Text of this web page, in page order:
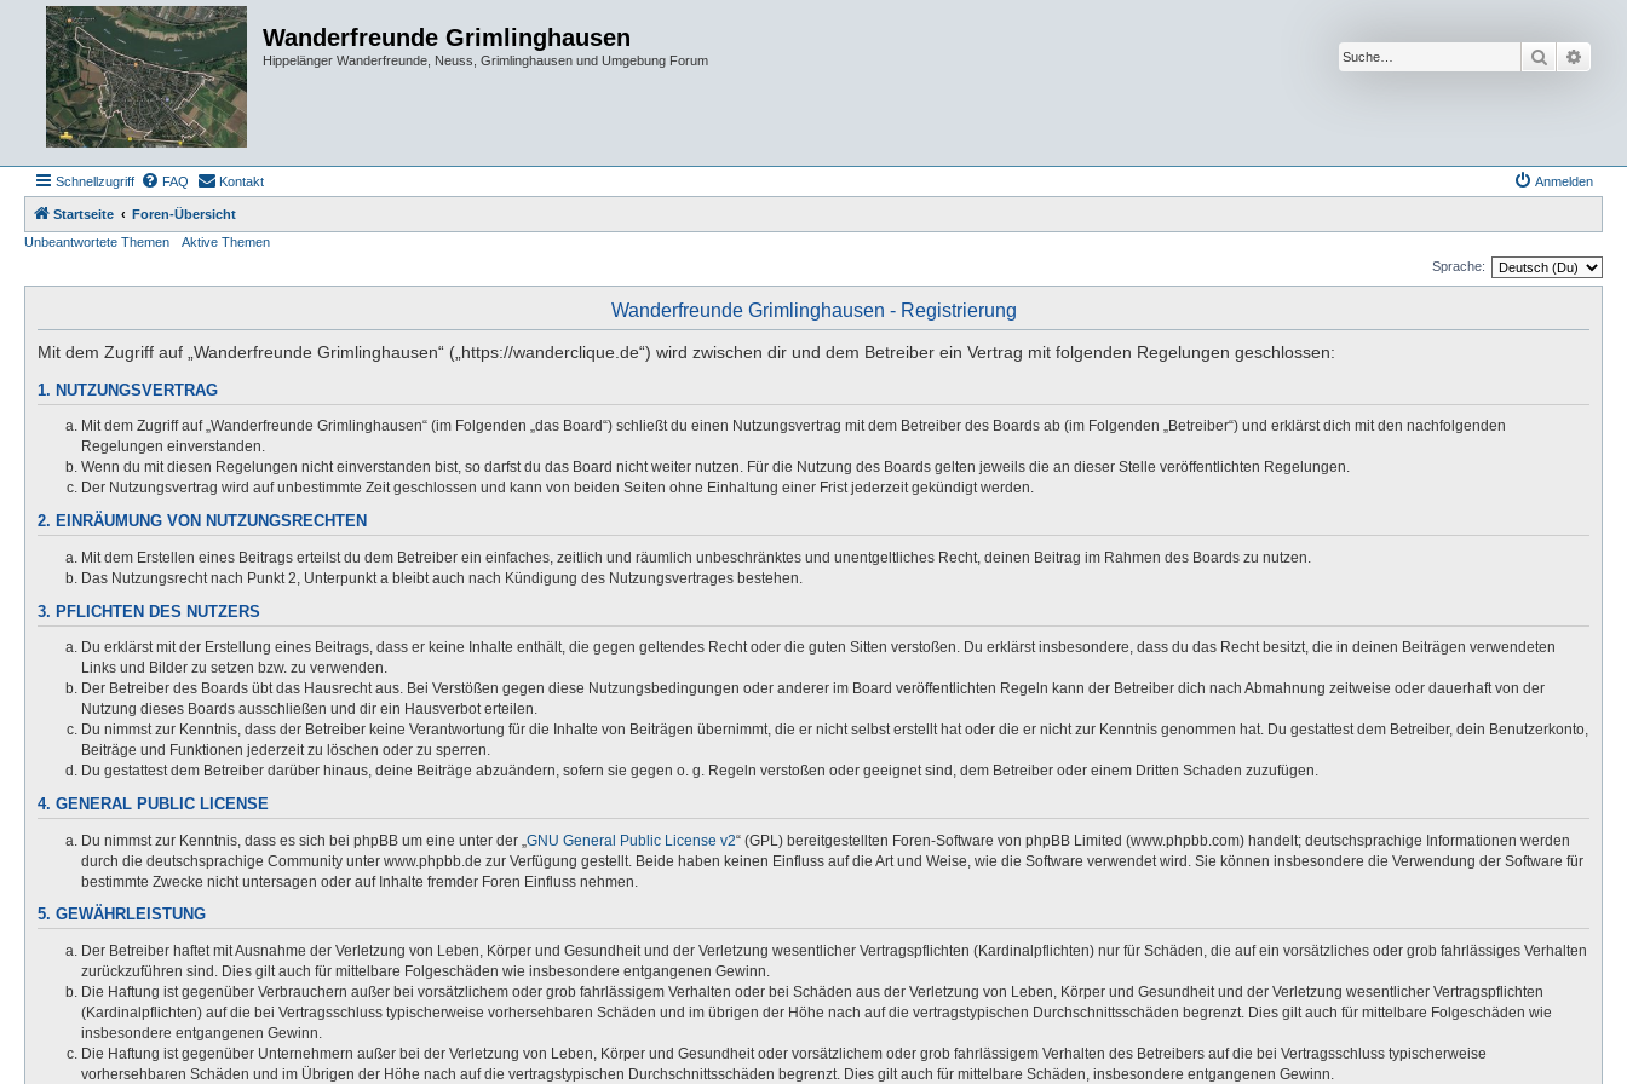
Wanderfreunde Grimlinghausen
Hippelänger Wanderfreunde, Neuss, Grimlinghausen und Umgebung Forum Suche
Schnellzugriff FAQ Kontakt Anmelden
Startseite
Foren-Übersicht
Unbeantwortete Themen
Aktive Themen
Sprache:
Wanderfreunde Grimlinghausen - Registrierung
Mit dem Zugriff auf „Wanderfreunde Grimlinghausen“ („https://wanderclique.de“) wird zwischen dir und dem Betreiber ein Vertrag mit folgenden Regelungen geschlossen:
1. NUTZUNGSVERTRAG
Mit dem Zugriff auf „Wanderfreunde Grimlinghausen“ (im Folgenden „das Board“) schließt du einen Nutzungsvertrag mit dem Betreiber des Boards ab (im Folgenden „Betreiber“) und erklärst dich mit den nachfolgenden
Regelungen einverstanden.
Wenn du mit diesen Regelungen nicht einverstanden bist, so darfst du das Board nicht weiter nutzen. Für die Nutzung des Boards gelten jeweils die an dieser Stelle veröffentlichten Regelungen.
Der Nutzungsvertrag wird auf unbestimmte Zeit geschlossen und kann von beiden Seiten ohne Einhaltung einer Frist jederzeit gekündigt werden.
2. EINRÄUMUNG VON NUTZUNGSRECHTEN
Mit dem Erstellen eines Beitrags erteilst du dem Betreiber ein einfaches, zeitlich und räumlich unbeschränktes und unentgeltliches Recht, deinen Beitrag im Rahmen des Boards zu nutzen.
Das Nutzungsrecht nach Punkt 2, Unterpunkt a bleibt auch nach Kündigung des Nutzungsvertrages bestehen.
3. PFLICHTEN DES NUTZERS
Du erklärst mit der Erstellung eines Beitrags, dass er keine Inhalte enthält, die gegen geltendes Recht oder die guten Sitten verstoßen. Du erklärst insbesondere, dass du das Recht besitzt, die in deinen Beiträgen verwendeten
Links und Bilder zu setzen bzw. zu verwenden.
Der Betreiber des Boards übt das Hausrecht aus. Bei Verstößen gegen diese Nutzungsbedingungen oder anderer im Board veröffentlichten Regeln kann der Betreiber dich nach Abmahnung zeitweise oder dauerhaft von der
Nutzung dieses Boards ausschließen und dir ein Hausverbot erteilen.
Du nimmst zur Kenntnis, dass der Betreiber keine Verantwortung für die Inhalte von Beiträgen übernimmt, die er nicht selbst erstellt hat oder die er nicht zur Kenntnis genommen hat. Du gestattest dem Betreiber, dein Benutzerkonto,
Beiträge und Funktionen jederzeit zu löschen oder zu sperren.
Du gestattest dem Betreiber darüber hinaus, deine Beiträge abzuändern, sofern sie gegen o. g. Regeln verstoßen oder geeignet sind, dem Betreiber oder einem Dritten Schaden zuzufügen.
4. GENERAL PUBLIC LICENSE
Du nimmst zur Kenntnis, dass es sich bei phpBB um eine unter der „ GNU General Public License v2“ (GPL) bereitgestellten Foren-Software von phpBB Limited (www.phpbb.com) handelt; deutschsprachige Informationen werden
durch die deutschsprachige Community unter www.phpbb.de zur Verfügung gestellt. Beide haben keinen Einfluss auf die Art und Weise, wie die Software verwendet wird. Sie können insbesondere die Verwendung der Software für
bestimmte Zwecke nicht untersagen oder auf Inhalte fremder Foren Einfluss nehmen.
5. GEWÄHRLEISTUNG
Der Betreiber haftet mit Ausnahme der Verletzung von Leben, Körper und Gesundheit und der Verletzung wesentlicher Vertragspflichten (Kardinalpflichten) nur für Schäden, die auf ein vorsätzliches oder grob fahrlässiges Verhalten
zurückzuführen sind. Dies gilt auch für mittelbare Folgeschäden wie insbesondere entgangenen Gewinn.
Die Haftung ist gegenüber Verbrauchern außer bei vorsätzlichem oder grob fahrlässigem Verhalten oder bei Schäden aus der Verletzung von Leben, Körper und Gesundheit und der Verletzung wesentlicher Vertragspflichten
(Kardinalpflichten) auf die bei Vertragsschluss typischerweise vorhersehbaren Schäden und im übrigen der Höhe nach auf die vertragstypischen Durchschnittsschäden begrenzt. Dies gilt auch für mittelbare Folgeschäden wie
insbesondere entgangenen Gewinn.
Die Haftung ist gegenüber Unternehmern außer bei der Verletzung von Leben, Körper und Gesundheit oder vorsätzlichem oder grob fahrlässigem Verhalten des Betreibers auf die bei Vertragsschluss typischerweise
vorhersehbaren Schäden und im Übrigen der Höhe nach auf die vertragstypischen Durchschnittsschäden begrenzt. Dies gilt auch für mittelbare Schäden, insbesondere entgangenen Gewinn.